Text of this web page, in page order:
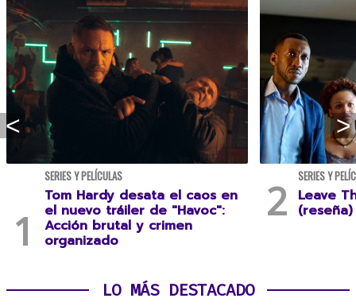
SERIES Y PELÍCULAS
Tom Hardy desata el caos en
el nuevo tráiler de "Havoc":
Acción brutal y crimen
organizado
SERIES Y
Leave
(reseña)
LO MÁS DESTACADO